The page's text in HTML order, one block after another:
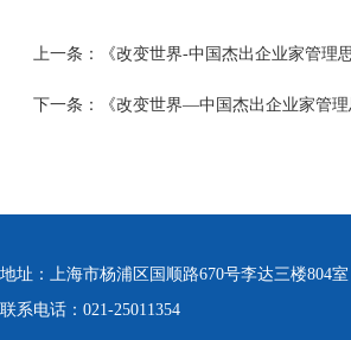
上一条： 《改变世界-中国杰出企业家管
下一条： 《改变世界—中国杰出企业家管
地址：上海市杨浦区国顺路670号李达三楼804
联系电话：021-25011354